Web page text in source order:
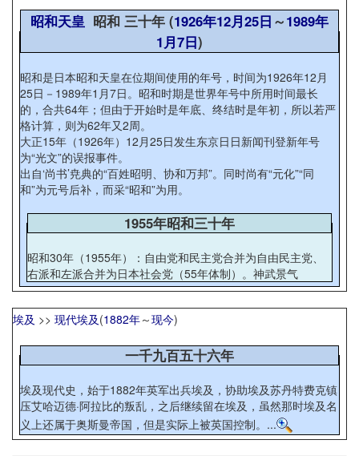
昭和天皇昭和 三十年 (1926年12月25日 ～1989年
1月7日)
昭和是日本昭和天皇在位期间使用的年号，时间为1926年12月
25日－1989年1月7日。昭和时期是世界年号中所用时间最长
的，合共64年；但由于开始时是年底、终结时是年初，所以若严
格计算，则为62年又2周。
大正15年（1926年）12月25日发生东京日日新闻刊登新年号
为“光文”的误报事件。
出自‘尚书’尭典的“百姓昭明、协和万邦”。同时尚有“元化”“同
和”为元号后补，而采“昭和”为用。
1955年昭和三十年
昭和30年（1955年）：自由党和民主党合并为自由民主党、
右派和左派合并为日本社会党（55年体制）。神武景气
埃及 >> 现代埃及(1882年～现今)
一千九百五十六年
埃及现代史，始于1882年英军出兵埃及，协助埃及苏丹特费克镇
压艾哈迈德·阿拉比的叛乱，之后继续留在埃及，虽然那时埃及名
义上还属于奥斯曼帝国，但是实际上被英国控制。...